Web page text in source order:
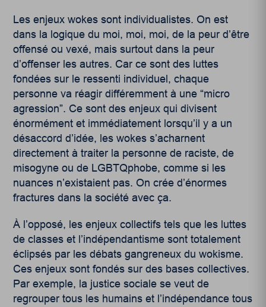
Les enjeux wokes sont individualistes. On est
dans la logique du moi, moi, moi, de la peur d’être
offensé ou vexé, mais surtout dans la peur
d’offenser les autres. Car ce sont des luttes
fondées sur le ressenti individuel, chaque
personne va réagir différemment à une “micro
agression”. Ce sont des enjeux qui divisent
énormément et immédiatement lorsqu’il y a un
désaccord d’idée, les wokes s’acharnent
directement à traiter la personne de raciste, de
misogyne ou de LGBTQphobe, comme si les
nuances n’existaient pas. On crée d’énormes
fractures dans la société avec ça.
À l’opposé, les enjeux collectifs tels que les luttes
de classes et l’indépendantisme sont totalement
éclipsés par les débats gangreneux du wokisme.
Ces enjeux sont fondés sur des bases collectives.
Par exemple, la justice sociale se veut de
regrouper tous les humains et l’indépendance tous